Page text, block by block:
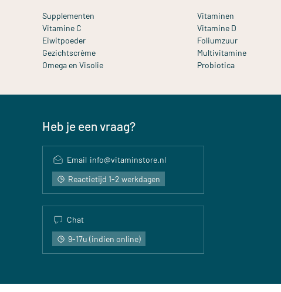
Supplementen Vitaminen
Vitamine C
Vitamine D
Eiwitpoeder
Foliumzuur
Gezichtscrème
Multivitamine
Omega en Visolie
Probiotica
Heb je een vraag?
Email info@vitaminstore.nl
Reactietijd 1-2 werkdagen
Chat
9-17u (indien online)